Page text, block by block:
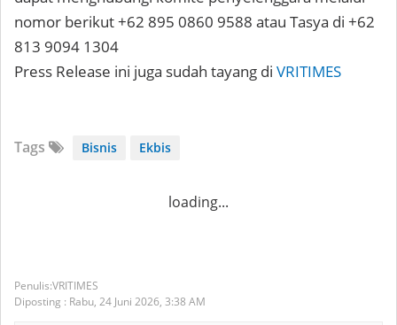
nomor berikut +62 895 0860 9588 atau Tasya di +62
813 9094 1304
Press Release ini juga sudah tayang di VRITIMES
Tags Bisnis Ekbis
loading...
VRITIMES
Diposting : Rabu, 24 Juni 2026, 3:38 AM